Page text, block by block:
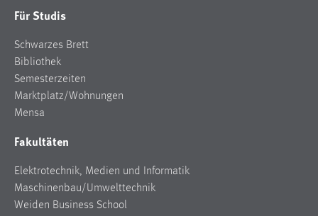
Für Studis
Schwarzes Brett
Bibliothek
Semesterzeiten
Marktplatz/Wohnungen
Mensa
Fakultäten
Elektrotechnik, Medien und Informatik
Maschinenbau/Umwelttechnik
Weiden Business School